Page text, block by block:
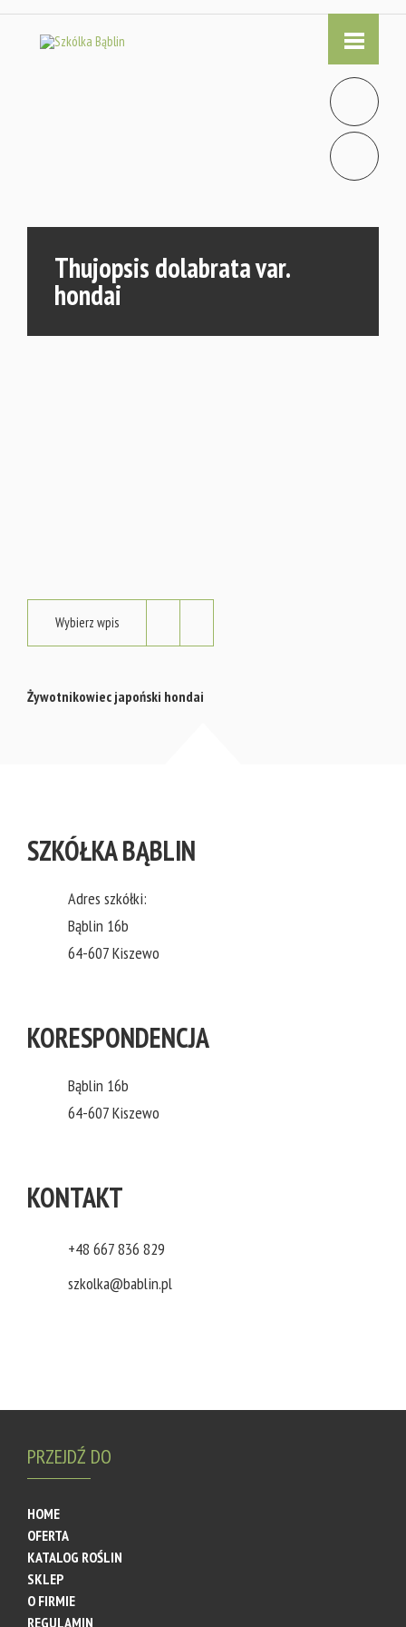
Thujopsis dolabrata var.
hondai
Wybierz wpis
Żywotnikowiec japoński hondai
SZKÓŁKA BĄBLIN
Adres szkółki:
Bąblin 16b
64-607 Kiszewo
KORESPONDENCJA
Bąblin 16b
64-607 Kiszewo
KONTAKT
+48 667 836 829
szkolka@bablin.pl
PRZEJDŹ DO
HOME
OFERTA
KATALOG ROŚLIN
SKLEP
O FIRMIE
REGULAMIN